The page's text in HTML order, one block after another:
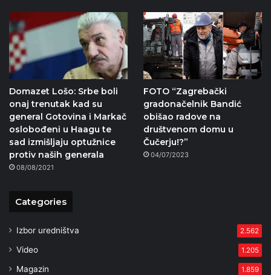
Domazet Lošo: Srbe boli
onaj trenutak kad su
general Gotovina i Markač
oslobođeni u Haagu te
sad izmišljaju optužnice
protiv naših generala
08/08/2021
FOTO “Zagrebački
gradonačelnik Bandić
obišao radove na
društvenom domu u
Čučerju!?”
04/07/2023
Categories
Izbor uredništva 2.562
Video 1.205
Magazin 1.859